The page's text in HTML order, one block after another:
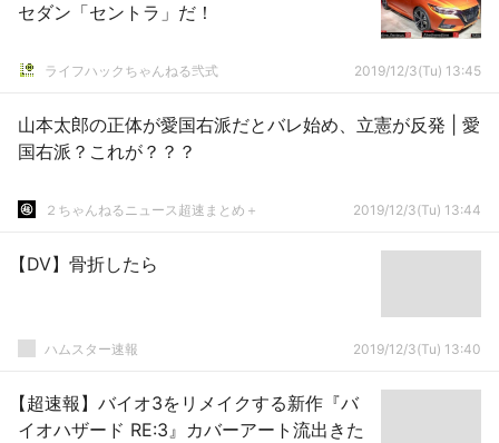
セダン「セントラ」だ！
ライフハックちゃんねる弐式 2019/12/3(Tu) 13:45
山本太郎の正体が愛国右派だとバレ始め、立憲が反発 | 愛
国右派？これが？？？
２ちゃんねるニュース超速まとめ＋ 2019/12/3(Tu) 13:44
【DV】骨折したら
ハムスター速報 2019/12/3(Tu) 13:40
【超速報】バイオ3をリメイクする新作『バ
イオハザード RE:3』カバーアート流出きた